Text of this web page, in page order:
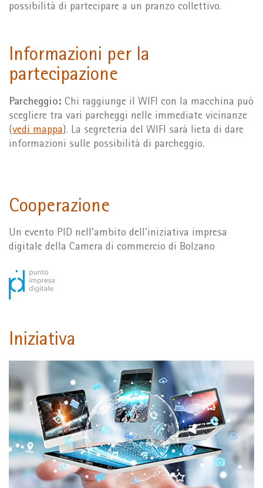
possibilità di partecipare a un pranzo collettivo.
Informazioni per la
partecipazione
Parcheggio: Chi raggiunge il WIFI con la macchina può
scegliere tra vari parcheggi nelle immediate vicinanze
(vedi mappa). La segreteria del WIFI sarà lieta di dare
informazioni sulle possibilità di parcheggio.
Cooperazione
Un evento PID nell'ambito dell'iniziativa impresa
digitale della Camera di commercio di Bolzano
Iniziativa